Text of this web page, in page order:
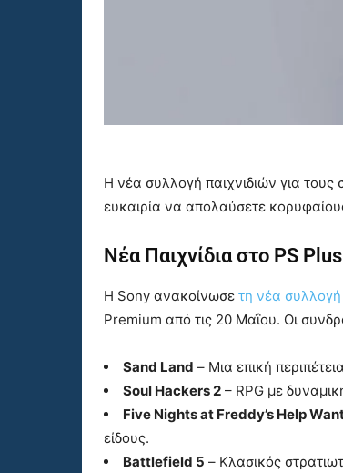
Η νέα συλλογή παιχνιδιών για
ευκαιρία να απολαύσετε
Νέα Παιχνίδια στο PS
Η Sony ανακοίνωσε τη νέα συλλογή
Premium από τις 20 Μαΐου. Οι
Sand Land – Μια επική
Soul Hackers 2 – RPG με
Five Nights at Freddy’s Help
είδους.
Battlefield 5 – Κλασικός